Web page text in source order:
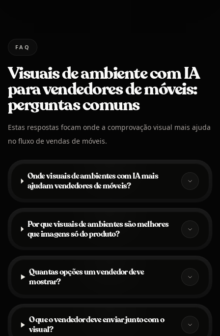
FAQ
Visuais de ambiente com IA
para vendedores de móveis:
perguntas comuns
Estas respostas focam onde a comprovação visual mais ajuda
no fluxo de vendas de móveis.
Onde visuais de ambientes com IA mais
ajudam vendedores de móveis?
Por que visuais de ambientes são melhores
que imagens só do produto?
Quantas opções um vendedor deve
mostrar?
O que o vendedor deve enviar junto com o
visual?